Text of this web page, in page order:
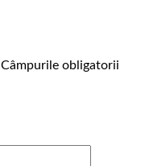
Câmpurile obligatorii